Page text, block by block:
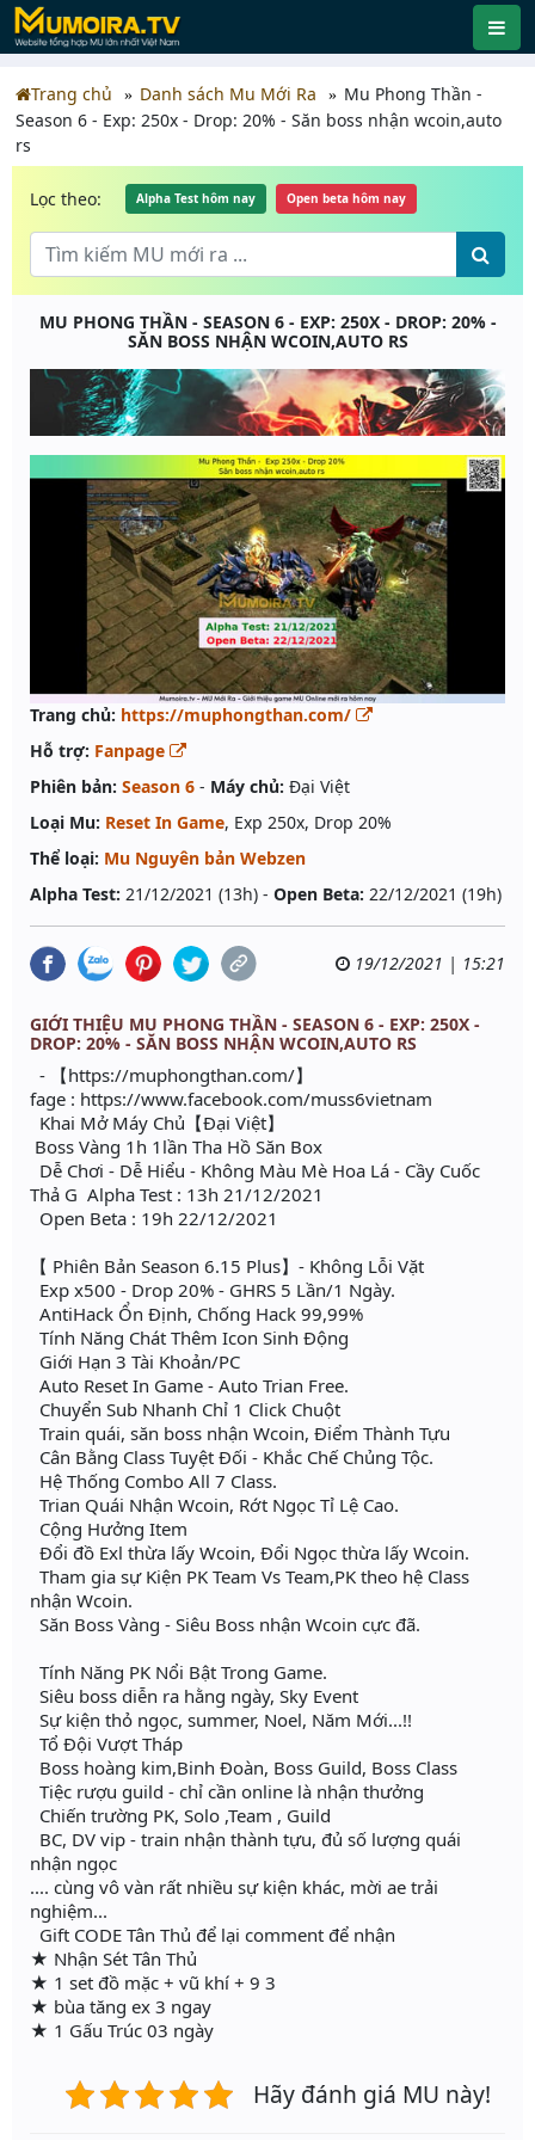
Trang chủ Danh sách Mu Mới Ra
Mu Phong Thần -
Season 6 - Exp: 250x - Drop: 20% - Săn boss nhận wcoin,auto
rs
Lọc theo: Alpha Test hôm nay Open beta hôm nay
MU PHONG THẦN - SEASON 6 - EXP: 250X - DROP: 20% -
SĂN BOSS NHẬN WCOIN,AUTO RS
Trang chủ: https://muphongthan.com/
Hỗ trợ: Fanpage
Phiên bản: Season 6 - Máy chủ: Đại Việt
Loại Mu: Reset In Game, Exp 250x, Drop 20%
Thể loại: Mu Nguyên bản Webzen
Alpha Test: 21/12/2021 (13h) - Open Beta: 22/12/2021 (19h)
19/12/2021 | 15:21
GIỚI THIỆU MU PHONG THẦN - SEASON 6 - EXP: 250X -
DROP: 20% - SĂN BOSS NHẬN WCOIN,AUTO RS
- 【https://muphongthan.com/】
fage : https://www.facebook.com/muss6vietnam
Khai Mở Máy Chủ【Đại Việt】
Boss Vàng 1h 1lần Tha Hồ Săn Box
Dễ Chơi - Dễ Hiểu - Không Màu Mè Hoa Lá - Cầy Cuốc
Thả G Alpha Test : 13h 21/12/2021
Open Beta : 19h 22/12/2021
【 Phiên Bản Season 6.15 Plus】- Không Lỗi Vặt
Exp x500 - Drop 20% - GHRS 5 Lần/1 Ngày.
AntiHack Ổn Định, Chống Hack 99,99%
Tính Năng Chát Thêm Icon Sinh Động
Giới Hạn 3 Tài Khoản/PC
Auto Reset In Game - Auto Trian Free.
Chuyển Sub Nhanh Chỉ 1 Click Chuột
Train quái, săn boss nhận Wcoin, Điểm Thành Tựu
Cân Bằng Class Tuyệt Đối - Khắc Chế Chủng Tộc.
Hệ Thống Combo All 7 Class.
Trian Quái Nhận Wcoin, Rớt Ngọc Tỉ Lệ Cao.
Cộng Hưởng Item
Đổi đồ Exl thừa lấy Wcoin, Đổi Ngọc thừa lấy Wcoin.
Tham gia sự Kiện PK Team Vs Team,PK theo hệ Class
nhận Wcoin.
Săn Boss Vàng - Siêu Boss nhận Wcoin cực đã.
Tính Năng PK Nổi Bật Trong Game.
Siêu boss diễn ra hằng ngày, Sky Event
Sự kiện thỏ ngọc, summer, Noel, Năm Mới...!!
Tổ Đội Vượt Tháp
Boss hoàng kim,Binh Đoàn, Boss Guild, Boss Class
Tiệc rượu guild - chỉ cần online là nhận thưởng
Chiến trường PK, Solo ,Team , Guild
BC, DV vip - train nhận thành tựu, đủ số lượng quái
nhận ngọc
.... cùng vô vàn rất nhiều sự kiện khác, mời ae trải
nghiệm...
Gift CODE Tân Thủ để lại comment để nhận
★ Nhận Sét Tân Thủ
★ 1 set đồ mặc + vũ khí + 9 3
★ bùa tăng ex 3 ngay
★ 1 Gấu Trúc 03 ngày
Hãy đánh giá MU này!